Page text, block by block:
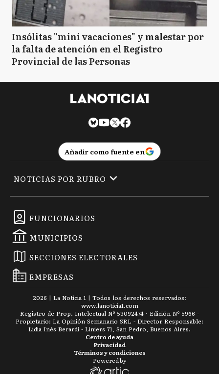
Insólitas "mini vacaciones" y malestar por
la falta de atención en el Registro
Provincial de las Personas
Añadir como fuente en
FUNCIONARIOS
MUNICIPIOS
SECCIONES ELECTORALES
EMPRESAS
NOTICIAS POR RUBRO
2026 | La Noticia 1 | Todos los derechos reservados:
www.lanoticia1.com
Registro de Prop. Intelectual Nº 53092474 · Edición Nº 5966 -
Propietario: La Opinión Semanario SRL - Director Responsable:
Lidia Inés Berardi - Liniers 71, San Pedro, Buenos Aires.
Términos y condiciones
Privacidad
Centro de ayuda
Powered by